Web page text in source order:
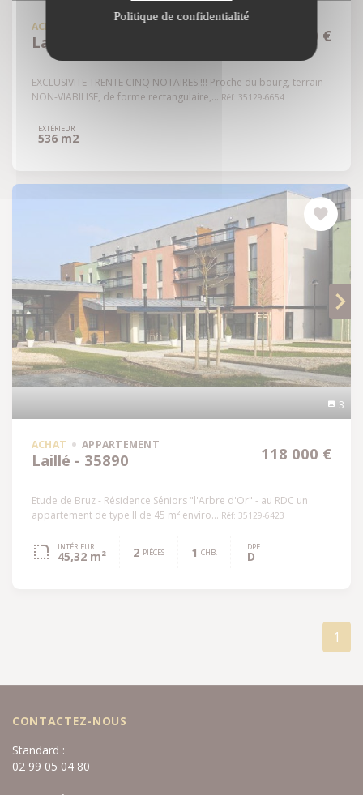
ACHAT TERRAIN À BÂTIR
Laillé - 35890 136 000 €
EXCLUSIVITE TRENTE CINQ NOTAIRES !!! Proche du bourg, terrain
NON-VIABILISE, de forme rectangulaire,... Réf: 35129-6654
EXTÉRIEUR
536 m2
3
ACHAT APPARTEMENT
Laillé - 35890 118 000 €
Etude de Bruz - Résidence Séniors "l'Arbre d'Or" - au RDC un
appartement de type II de 45 m² enviro... Réf: 35129-6423
INTÉRIEUR
45,32 m² 2 PIÈCES 1 CHB. DPE
D
1
CONTACTEZ-NOUS
Standard :
02 99 05 04 80
Politique de confidentialité